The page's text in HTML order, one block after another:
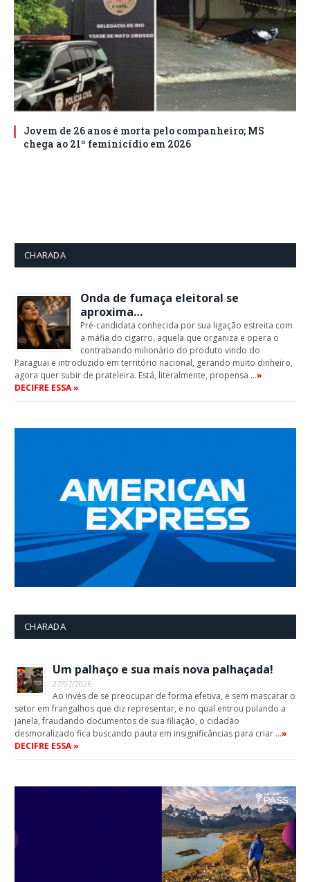
Jovem de 26 anos é morta pelo companheiro; MS
chega ao 21º feminicídio em 2026
CHARADA
Onda de fumaça eleitoral se
aproxima…
Pré-candidata conhecida por sua ligação estreita com
a máfia do cigarro, aquela que organiza e opera o
contrabando milionário do produto vindo do
Paraguai e introduzido em território nacional, gerando muito dinheiro,
agora quer subir de prateleira. Está, literalmente, propensa …»
DECIFRE ESSA »
CHARADA
Um palhaço e sua mais nova palhaçada!
27/07/2026
Ao invés de se preocupar de forma efetiva, e sem mascarar o
setor em frangalhos que diz representar, e no qual entrou pulando a
janela, fraudando documentos de sua filiação, o cidadão
desmoralizado fica buscando pauta em insignificâncias para criar …»
DECIFRE ESSA »